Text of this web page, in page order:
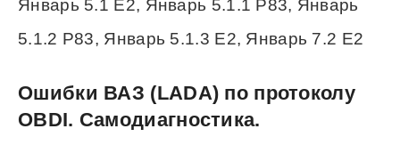
VS 5.1 E2, VS 5.1 Р83
Январь 5.1 E2, Январь 5.1.1 Р83, Январь
5.1.2 Р83, Январь 5.1.3 E2, Январь 7.2 E2